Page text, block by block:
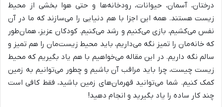
درختان، آسمان، حیوانات، رودخانه‌ها و حتی هوا بخشی از محیط
زیست هستند. همه این اجزا با هم دنیایی را می‌سازند که ما در آن
نفس می‌کشیم، بازی می‌کنیم و رشد می‌کنیم. کودکان عزیز، همان‌طور
که خانه‌مان را تمیز نگه می‌داریم، باید محیط زیست‌مان را هم تمیز و
سالم نگه داریم. در این مقاله می‌خواهیم با هم یاد بگیریم که محیط
زیست چیست، چرا باید مراقب آن باشیم و چطور می‌توانیم به زمین
کمک کنیم. شما می‌توانید قهرمان‌های زمین باشید، فقط کافی است
چند کار ساده را یاد بگیرید و انجام دهید!